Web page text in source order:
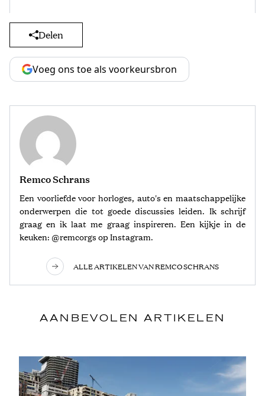
Delen
Voeg ons toe als voorkeursbron
Remco Schrans
Een voorliefde voor horloges, auto's en maatschappelijke
onderwerpen die tot goede discussies leiden. Ik schrijf
graag en ik laat me graag inspireren. Een kijkje in de
keuken: @remcorgs op Instagram.
ALLE ARTIKELEN VAN REMCO SCHRANS
AANBEVOLEN ARTIKELEN